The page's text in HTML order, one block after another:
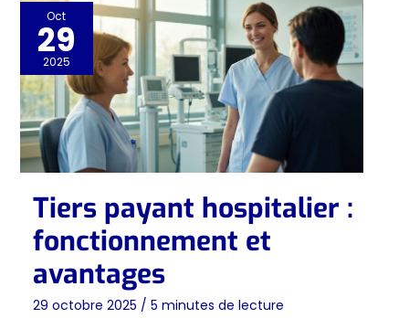
Oct
29
2025
Tiers payant hospitalier :
fonctionnement et
avantages
29 octobre 2025 / 5 minutes de lecture